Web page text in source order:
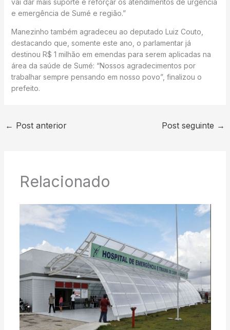
vai dar mais suporte e reforçar os atendimentos de urgência
e emergência de Sumé e região.”
Manezinho também agradeceu ao deputado Luiz Couto,
destacando que, somente este ano, o parlamentar já
destinou R$ 1 milhão em emendas para serem aplicadas na
área da saúde de Sumé: “Nossos agradecimentos por
trabalhar sempre pensando em nosso povo”, finalizou o
prefeito.
← Post anterior Post seguinte →
Relacionado